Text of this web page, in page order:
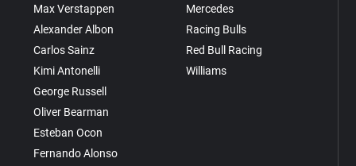
Max Verstappen
Alexander Albon
Carlos Sainz
Kimi Antonelli
George Russell
Oliver Bearman
Esteban Ocon
Fernando Alonso
Mercedes
Racing Bulls
Red Bull Racing
Williams